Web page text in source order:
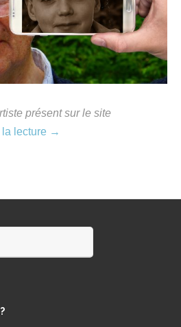
présent sur le site
lecture →